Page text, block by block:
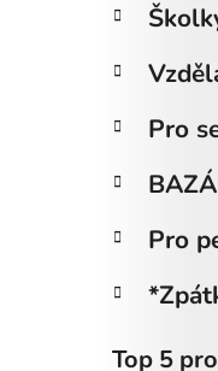
e
l
Pro
Pro
Top 5